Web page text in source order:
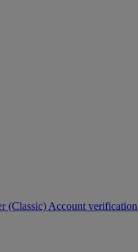
(Classic) Account